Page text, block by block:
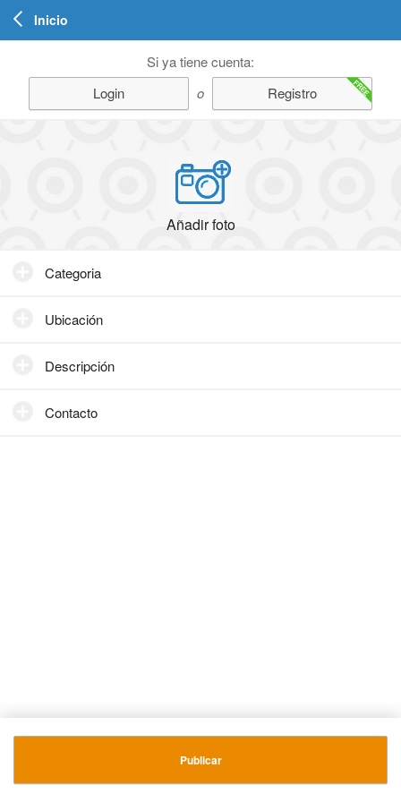
Inicio
Si ya tiene cuenta:
Login
o Registro FREE
Añadir foto
Categoria
Ubicación
Descripción
Contacto
Publicar